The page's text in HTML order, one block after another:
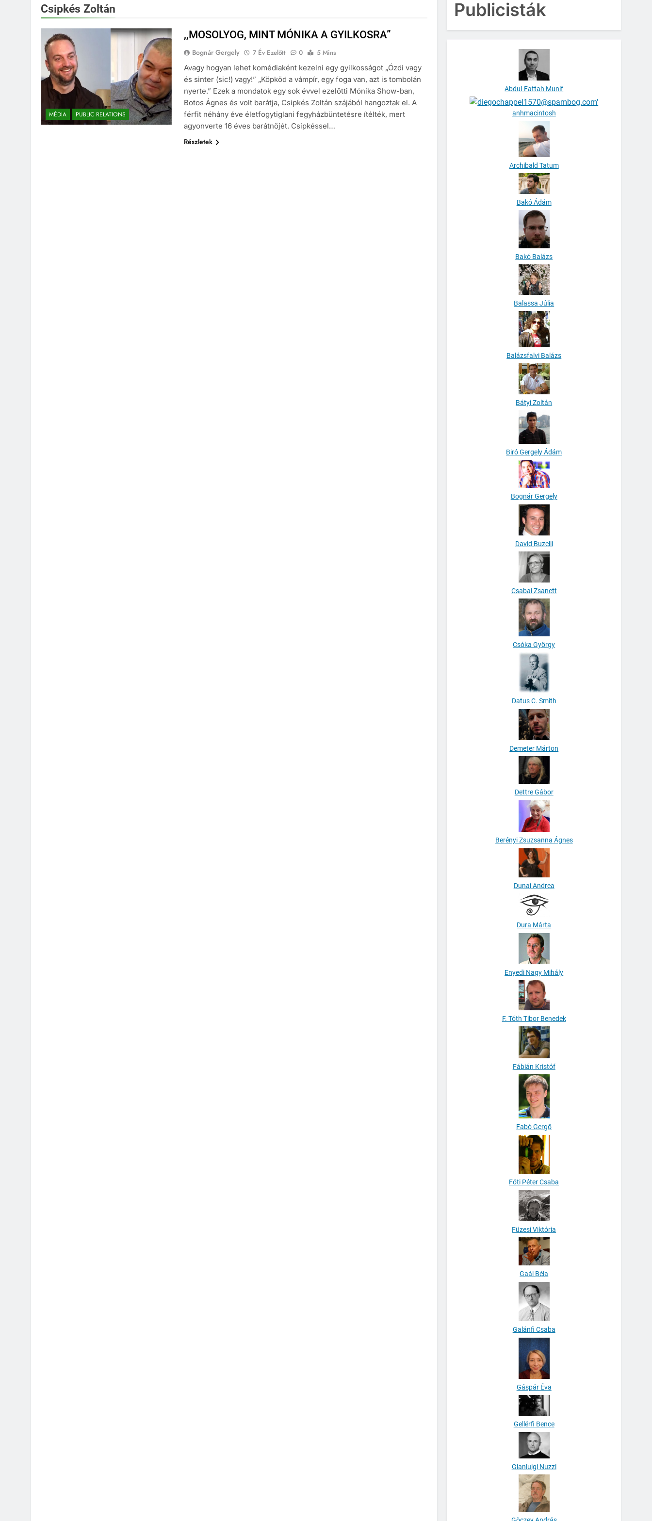
Csipkés Zoltán
MÉDIA PUBLIC RELATIONS
,,MOSOLYOG, MINT MÓNIKA A GYILKOSRA”
Bognár Gergely 7 Év Ezelőtt 0
5 Mins
Avagy hogyan lehet komédiaként kezelni egy gyilkosságot „Ózdi vagy
és sinter (sic!) vagy!” „Köpköd a vámpír, egy foga van, azt is tombolán
nyerte.” Ezek a mondatok egy sok évvel ezelőtti Mónika Show-ban,
Botos Ágnes és volt barátja, Csipkés Zoltán szájából hangoztak el. A
férfit néhány éve életfogytiglani fegyházbüntetésre ítélték, mert
agyonverte 16 éves barátnőjét. Csipkéssel…
Részletek
Publicisták
Abdul-Fattah Munif
anhmacintosh
Archibald Tatum
Bakó Ádám
Bakó Balázs
Balassa Júlia
Balázsfalvi Balázs
Bátyi Zoltán
Biró Gergely Ádám
Bognár Gergely
David Buzelli
Csabai Zsanett
Csóka György
Datus C. Smith
Demeter Márton
Dettre Gábor
Berényi Zsuzsanna Ágnes
Dunai Andrea
Dura Márta
Enyedi Nagy Mihály
F. Tóth Tibor Benedek
Fábián Kristóf
Fabó Gergő
Fóti Péter Csaba
Füzesi Viktória
Gaál Béla
Galánfi Csaba
Gáspár Éva
Gellérfi Bence
Gianluigi Nuzzi